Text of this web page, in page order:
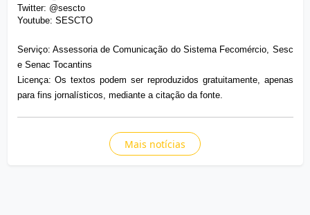
Twitter: @sescto
Youtube: SESCTO
Serviço: Assessoria de Comunicação do Sistema Fecomércio, Sesc
e Senac Tocantins
Licença: Os textos podem ser reproduzidos gratuitamente, apenas
para fins jornalísticos, mediante a citação da fonte.
Mais notícias